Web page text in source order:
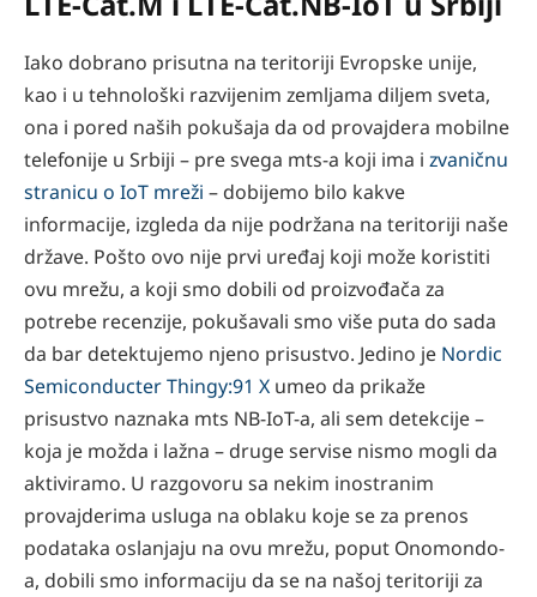
Iako dobrano prisutna na teritoriji Evropske unije,
kao i u tehnološki razvijenim zemljama diljem sveta,
ona i pored naših pokušaja da od provajdera mobilne
telefonije u Srbiji – pre svega mts-a koji ima i zvaničnu
stranicu o IoT mreži – dobijemo bilo kakve
informacije, izgleda da nije podržana na teritoriji naše
države. Pošto ovo nije prvi uređaj koji može koristiti
ovu mrežu, a koji smo dobili od proizvođača za
potrebe recenzije, pokušavali smo više puta do sada
da bar detektujemo njeno prisustvo. Jedino je Nordic
Semiconducter Thingy:91 X umeo da prikaže
prisustvo naznaka mts NB-IoT-a, ali sem detekcije –
koja je možda i lažna – druge servise nismo mogli da
aktiviramo. U razgovoru sa nekim inostranim
provajderima usluga na oblaku koje se za prenos
podataka oslanjaju na ovu mrežu, poput Onomondo-
a, dobili smo informaciju da se na našoj teritoriji za